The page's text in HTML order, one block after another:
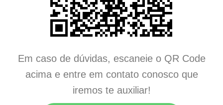
Em caso de dúvidas, escaneie o QR Code
acima e entre em contato conosco que
iremos te auxiliar!